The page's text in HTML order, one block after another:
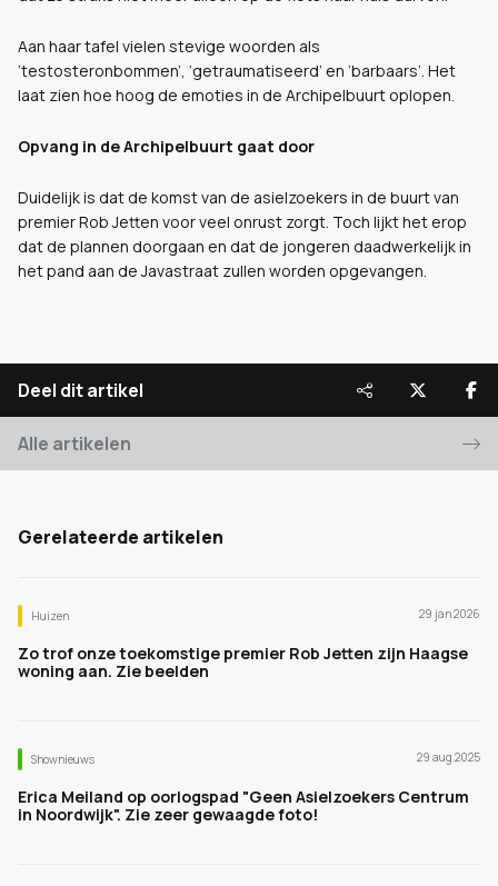
Aan haar tafel vielen stevige woorden als
‘testosteronbommen’, ‘getraumatiseerd’ en ‘barbaars’. Het
laat zien hoe hoog de emoties in de Archipelbuurt oplopen.
Opvang in de Archipelbuurt gaat door
Duidelijk is dat de komst van de asielzoekers in de buurt van
premier Rob Jetten voor veel onrust zorgt. Toch lijkt het erop
dat de plannen doorgaan en dat de jongeren daadwerkelijk in
het pand aan de Javastraat zullen worden opgevangen.
Deel dit artikel
Alle artikelen
Gerelateerde artikelen
Huizen 29 jan 2026
Zo trof onze toekomstige premier Rob Jetten zijn Haagse
woning aan. Zie beelden
Shownieuws 29 aug 2025
Erica Meiland op oorlogspad "Geen Asielzoekers Centrum
in Noordwijk". Zie zeer gewaagde foto!